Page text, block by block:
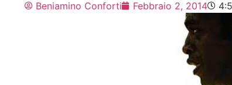
Beniamino Conforti Febbraio 2, 2014